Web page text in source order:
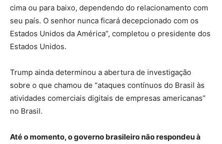
cima ou para baixo, dependendo do relacionamento com
seu país. O senhor nunca ficará decepcionado com os
Estados Unidos da América”, completou o presidente dos
Estados Unidos.
Trump ainda determinou a abertura de investigação
sobre o que chamou de “ataques contínuos do Brasil às
atividades comerciais digitais de empresas americanas”
no Brasil.
Até o momento, o governo brasileiro não respondeu à